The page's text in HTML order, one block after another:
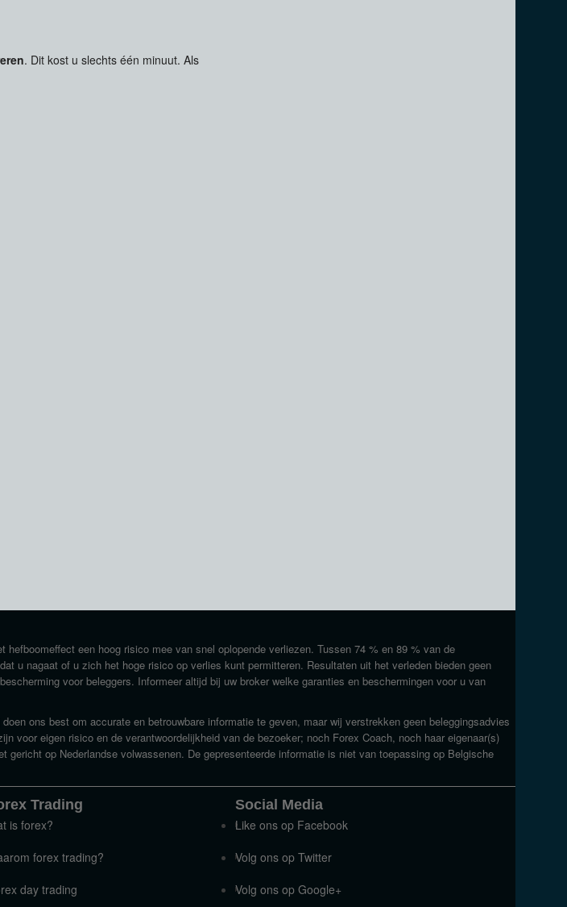
. Dit kost u slechts één minuut. Als
hefboomeffect een hoog risico mee van snel oplopende verliezen. Tussen 74 % en 89 % van de
u nagaat of u zich het hoge risico op verlies kunt permitteren. Resultaten uit het verleden bieden geen
voor beleggers. Informeer altijd bij uw broker welke garanties en beschermingen voor u van
ons best om accurate en betrouwbare informatie te geven, maar wij verstrekken geen beleggingsadvies
eigen risico en de verantwoordelijkheid van de bezoeker; noch Forex Coach, noch haar eigenaar(s)
op Nederlandse volwassenen. De gepresenteerde informatie is niet van toepassing op Belgische
Trading
is forex?
forex trading?
day trading
Social Media
Like ons op Facebook
Volg ons op Twitter
Volg ons op Google+